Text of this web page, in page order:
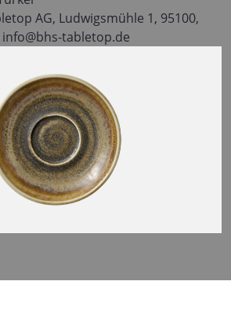
AG, Ludwigsmühle 1, 95100,
tabletop.de